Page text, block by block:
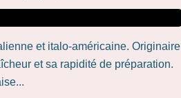
et italo-américaine. Originaire
et sa rapidité de préparation.